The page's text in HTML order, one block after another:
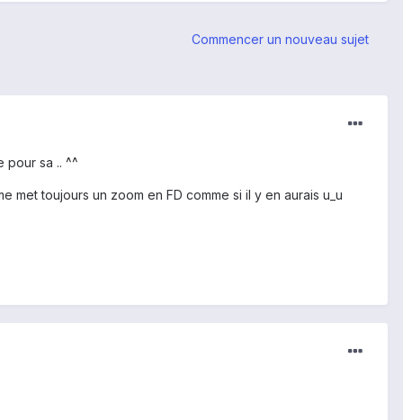
Commencer un nouveau sujet
pour sa .. ^^
met toujours un zoom en FD comme si il y en aurais u_u